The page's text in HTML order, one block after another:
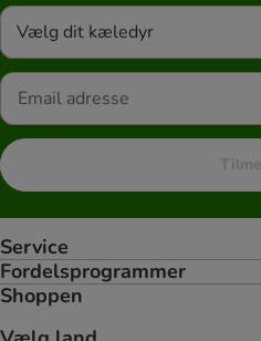
Vælg dit kæledyr
Service
Fordelsprogrammer
Shoppen